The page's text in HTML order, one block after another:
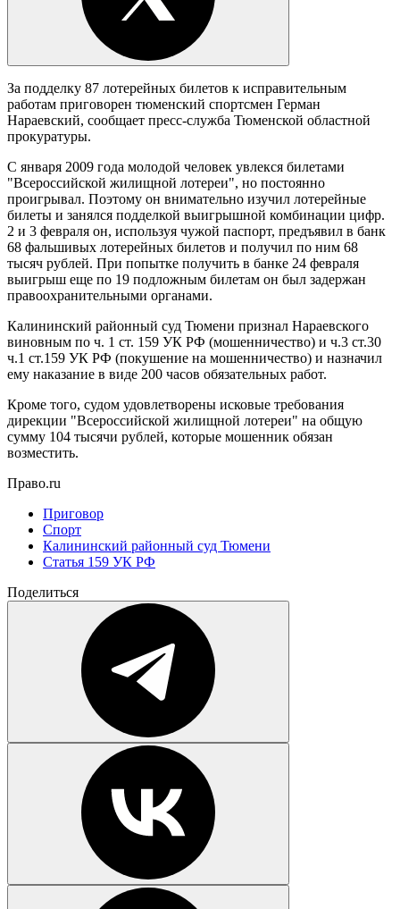
За подделку 87 лотерейных билетов к исправительным
работам приговорен тюменский спортсмен Герман
Нараевский, сообщает пресс-служба Тюменской областной
прокуратуры.
С января 2009 года молодой человек увлекся билетами
"Всероссийской жилищной лотереи", но постоянно
проигрывал. Поэтому он внимательно изучил лотерейные
билеты и занялся подделкой выигрышной комбинации цифр.
2 и 3 февраля он, используя чужой паспорт, предъявил в банк
68 фальшивых лотерейных билетов и получил по ним 68
тысяч рублей. При попытке получить в банке 24 февраля
выигрыш еще по 19 подложным билетам он был задержан
правоохранительными органами.
Калининский районный суд Тюмени признал Нараевского
виновным по ч. 1 ст. 159 УК РФ (мошенничество) и ч.3 ст.30
ч.1 ст.159 УК РФ (покушение на мошенничество) и назначил
ему наказание в виде 200 часов обязательных работ.
Кроме того, судом удовлетворены исковые требования
дирекции "Всероссийской жилищной лотереи" на общую
сумму 104 тысячи рублей, которые мошенник обязан
возместить.
Право.ru
Приговор
Спорт
Калининский районный суд Тюмени
Статья 159 УК РФ
Поделиться